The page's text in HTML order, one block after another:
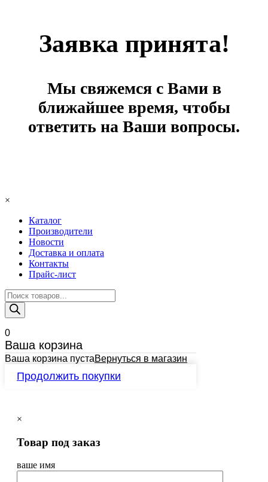
Заявка принята!
Мы свяжемся с Вами в
ближайшее время, чтобы
ответить на Ваши вопросы.
×
Каталог
Производители
Новости
Доставка и оплата
Контакты
Прайс-лист
Поиск
товаров
0
Ваша корзина
Ваша корзина пустаВернуться в магазин
Продолжить покупки
×
Товар под заказ
ваше имя